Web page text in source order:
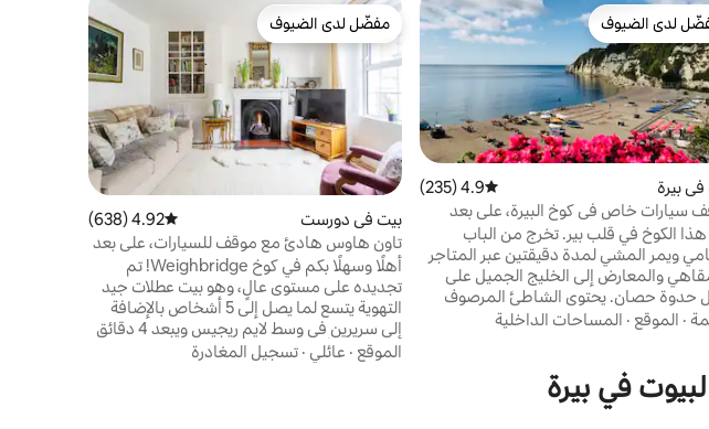
لدى الضيوف
لدى الضيوف
بيرة متوسط التقييم 4.9 من 5، 235 مراجعات
4.9 (235)
سيارات خاص في كوخ البيرة، على بعد
سيرًا على الأقدام من الشاطئ.
الكوخ في قلب بير. تخرج من الباب
ويمر المشي لمدة دقيقتين عبر المتاجر
والمعارض إلى الخليج الجميل على
حدوة حصان. يحتوي الشاطئ المرصوف
على ثلاثة مقاهي تطل على الماء، وهي
في بير مجموعة رائعة من الحانات
والمتاجر. هناك الكثير من المسارات
· الموقع · المساحات الداخلية
مفضّل لدى الضيوف
مفضّل لدى الضيوف
بيت في دورست متوسط التقييم 4.92 من 5، 638 مراجعات
4.92 (638)
تاون هاوس هادئ مع موقف للسيارات، على بعد
دقائق من الشاطئ
أهلًا وسهلًا بكم في كوخ Weighbridge! تم
تجديده على مستوى عالٍ، وهو بيت عطلات جيد
التهوية يتسع لما يصل إلى 5 أشخاص بالإضافة
إلى سريرين في وسط لايم ريجيس ويبعد 4 دقائق
سيرًا على الأقدام من الشاطئ! على الرغم من
اسمها، فإن كوخ ويغبريدج هو منزل من ثلاثة
الموقع · عائلي · تسجيل المغادرة
في بيرة